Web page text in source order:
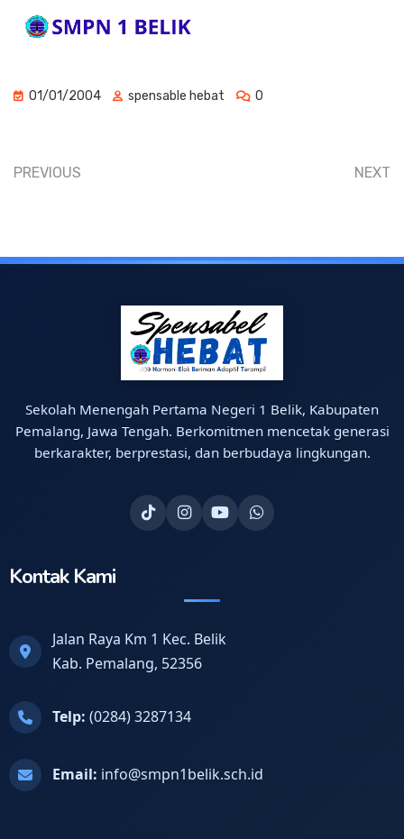
01/01/2004 spensable hebat 0
PREVIOUS NEXT
Sekolah Menengah Pertama Negeri 1 Belik, Kabupaten
Pemalang, Jawa Tengah. Berkomitmen mencetak generasi
berkarakter, berprestasi, dan berbudaya lingkungan.
Kontak Kami
Jalan Raya Km 1 Kec. Belik
Kab. Pemalang, 52356
Telp: (0284) 3287134
Email: info@smpn1belik.sch.id